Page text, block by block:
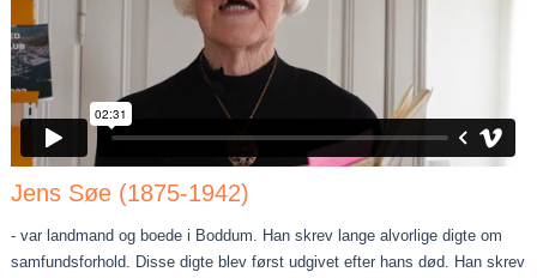
Jens Søe (1875-1942)
- var landmand og boede i Boddum. Han skrev lange alvorlige digte om
samfundsforhold. Disse digte blev først udgivet efter hans død. Han skrev